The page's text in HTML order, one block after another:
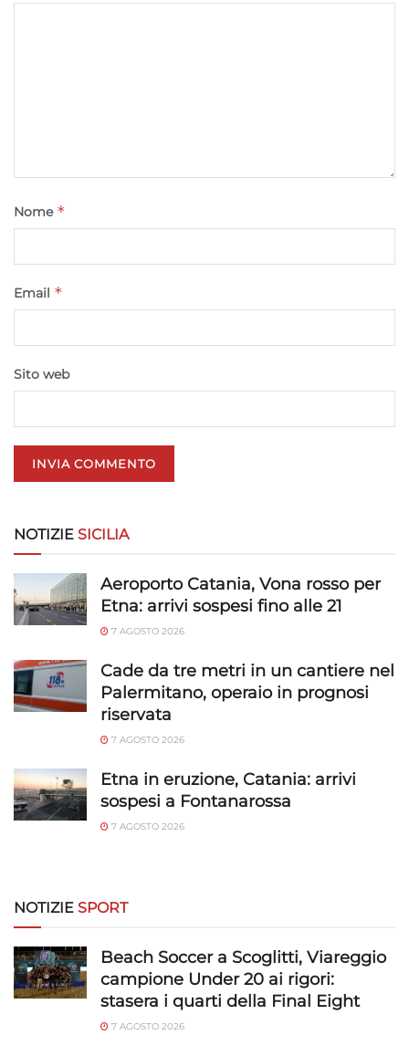
Nome *
Email *
Sito web
NOTIZIE SICILIA
Aeroporto Catania, Vona rosso per
Etna: arrivi sospesi fino alle 21
7 AGOSTO 2026
Cade da tre metri in un cantiere nel
Palermitano, operaio in prognosi
riservata
7 AGOSTO 2026
Etna in eruzione, Catania: arrivi
sospesi a Fontanarossa
7 AGOSTO 2026
NOTIZIE SPORT
Beach Soccer a Scoglitti, Viareggio
campione Under 20 ai rigori:
stasera i quarti della Final Eight
7 AGOSTO 2026